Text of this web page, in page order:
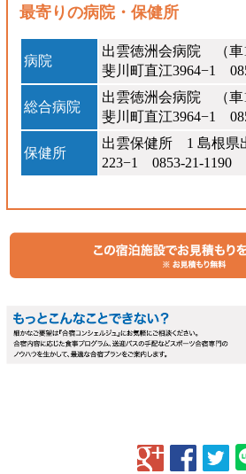
最寄りの病院・保健所
病院
出雲徳洲会病院 （車
斐川町直江3964−1
総合病院
出雲徳洲会病院 （車
斐川町直江3964−1
保健所
出雲保健所 1 島根県
223−1 0853-21-1190